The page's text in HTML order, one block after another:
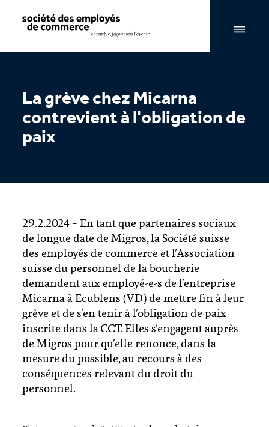
La grève chez Micarna
contrevient à l'obligation de
paix
29.2.2024 – En tant que partenaires sociaux
de longue date de Migros, la Société suisse
des employés de commerce et l'Association
suisse du personnel de la boucherie
demandent aux employé-e-s de l'entreprise
Micarna à Ecublens (VD) de mettre fin à leur
grève et de s'en tenir à l'obligation de paix
inscrite dans la CCT. Elles s'engagent auprès
de Migros pour qu'elle renonce, dans la
mesure du possible, au recours à des
conséquences relevant du droit du
personnel.